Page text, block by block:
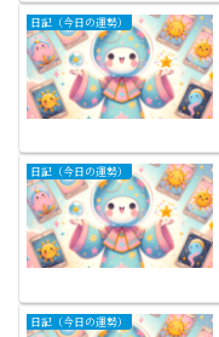
日記（今日の運勢）
日記（今日の運勢）
日記（今日の運勢）